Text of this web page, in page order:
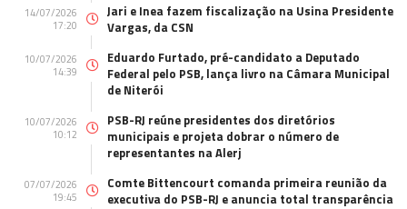
14/07/2026
17:20
Jari e Inea fazem fiscalização na Usina Presidente
Vargas, da CSN
10/07/2026
14:39
Eduardo Furtado, pré-candidato a Deputado
Federal pelo PSB, lança livro na Câmara Municipal
de Niterói
10/07/2026
10:12
PSB-RJ reúne presidentes dos diretórios
municipais e projeta dobrar o número de
representantes na Alerj
07/07/2026
19:45
Comte Bittencourt comanda primeira reunião da
executiva do PSB-RJ e anuncia total transparência